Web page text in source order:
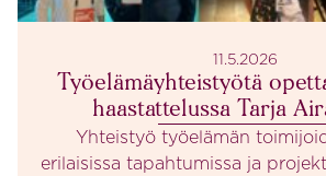
11.5.2026
Työelämäyhteistyötä
haastattelussa Tarja
Yhteistyö työelämän
erilaisissa tapahtumissa ja